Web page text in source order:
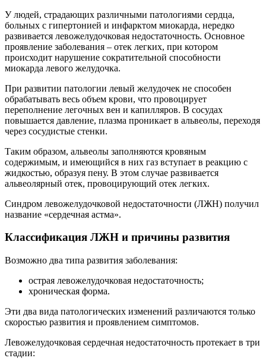
У людей, страдающих различными патологиями сердца,
больных с гипертонией и инфарктом миокарда, нередко
развивается левожелудочковая недостаточность. Основное
проявление заболевания – отек легких, при котором
происходит нарушение сократительной способности
миокарда левого желудочка.
При развитии патологии левый желудочек не способен
обрабатывать весь объем крови, что провоцирует
переполнение легочных вен и капилляров. В сосудах
повышается давление, плазма проникает в альвеолы, переходя
через сосудистые стенки.
Таким образом, альвеолы заполняются кровяным
содержимым, и имеющийся в них газ вступает в реакцию с
жидкостью, образуя пену. В этом случае развивается
альвеолярный отек, провоцирующий отек легких.
Синдром левожелудочковой недостаточности (ЛЖН) получил
название «сердечная астма».
Классификация ЛЖН и причины развития
Возможно два типа развития заболевания:
острая левожелудочковая недостаточность;
хроническая форма.
Эти два вида патологических изменений различаются только
скоростью развития и проявлением симптомов.
Левожелудочковая сердечная недостаточность протекает в три
стадии: